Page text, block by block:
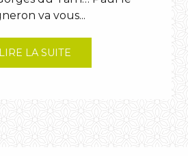
va vous...
LIRE LA SUITE